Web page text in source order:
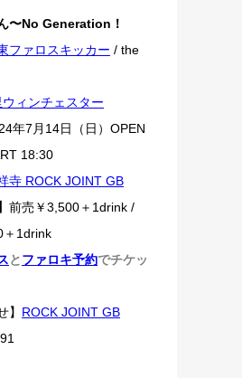
〜No Generation！
ファロスキッカー / the
ウィンチェスター
年7月14日（日）OPEN
18:30
寺 ROCK JOINT GB
前売￥3,500＋1drink /
＋1drink
とファロキ予約でチケッ
】 ROCK JOINT GB